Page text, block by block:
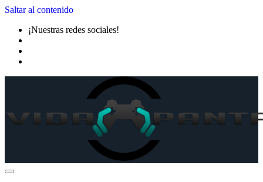
Saltar al contenido
¡Nuestras redes sociales!